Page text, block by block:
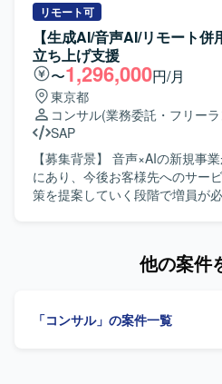
や評価ツールを用いて品質検証
やプロンプトおよびワークフロ
ケーションの機能拡張や改善に
を活用した先進的な取り組みに
駆動開発の技術検証から実運用
経験でき、AIアプリケーション
めることができます。 Difyをは
盤やツールを用いた実践的な開
す。 【開発環境】 Dify、LLM/生成AIアプリ、ローカル開発
環境、AIテスト・評価ツール、
ワークフロー設計などの環境で開
発、AIテストおよび評価の実施
継ぎと継続対応、クライアント
ト推進などをご担当いただきます。 【求める人物
AI/LLM領域の技術動向に関心が
体的に解決へと導いていける方
ークホルダーとのコミュニケー
ら、クライアントの要望を踏ま
る方が望ましいです。 【ポジションの魅力】 利用環境やセ
キュリティ要件による制約があ
に向けた技術検証や課題解決を
ングなポジションです。Difyや生
価ツール、API連携、プロンプ
リモート可
【生成AI/音声AI/リモート
立ち上げ支援
〜1,296,000円/月
東京都
コンサル(業務委託・フリー
SAP
【募集背景】 音声×AIの新規事
にあり、今後お客様先へのサー
策を提案していく段階で増員が
課題整理、方針策定、成果物化
す。 【求める人物像】 音声認識や音声AI、コンタクトセン
他の案件
「コンサル」の案件一覧